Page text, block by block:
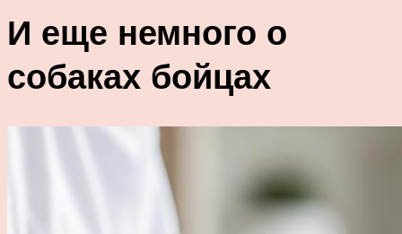
И еще немного о
собаках бойцах